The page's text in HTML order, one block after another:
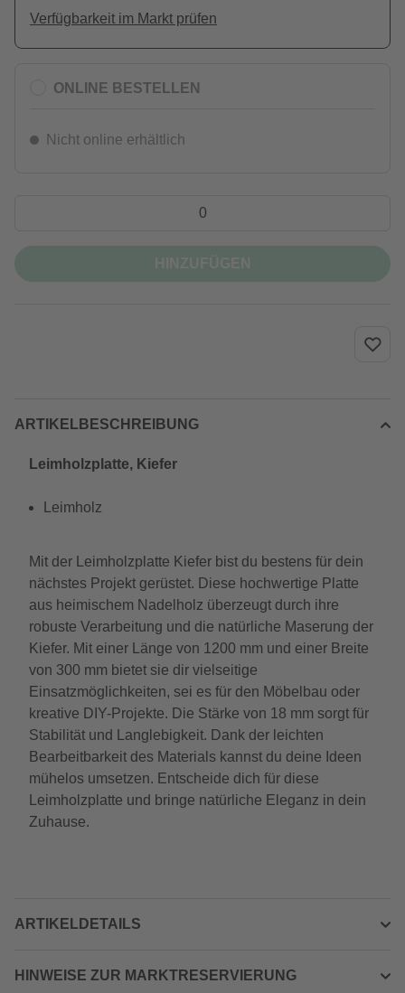
Verfügbarkeit im Markt prüfen
ONLINE BESTELLEN
Nicht online erhältlich
ARTIKELBESCHREIBUNG
Leimholzplatte, Kiefer
Leimholz
Mit der Leimholzplatte Kiefer bist du bestens für dein
nächstes Projekt gerüstet. Diese hochwertige Platte
aus heimischem Nadelholz überzeugt durch ihre
robuste Verarbeitung und die natürliche Maserung der
Kiefer. Mit einer Länge von 1200 mm und einer Breite
von 300 mm bietet sie dir vielseitige
Einsatzmöglichkeiten, sei es für den Möbelbau oder
kreative DIY-Projekte. Die Stärke von 18 mm sorgt für
Stabilität und Langlebigkeit. Dank der leichten
Bearbeitbarkeit des Materials kannst du deine Ideen
mühelos umsetzen. Entscheide dich für diese
Leimholzplatte und bringe natürliche Eleganz in dein
Zuhause.
ARTIKELDETAILS
HINWEISE ZUR MARKTRESERVIERUNG